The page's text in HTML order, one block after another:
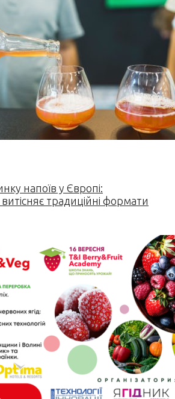
напоїв у Європі:
традиційні формати